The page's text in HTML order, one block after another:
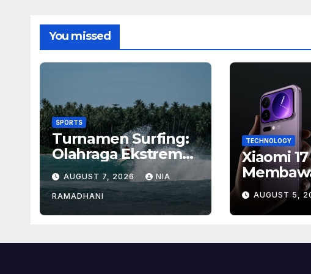
You missed
SPORTS
Turnamen Surfing:
Olahraga Ekstrem
dengan Hadiah
Besar
AUGUST 7, 2026 NIA
RAMADHANI
TECHNOLOGY
Xiaomi
Baru,
Banyak
AUGUST 5,